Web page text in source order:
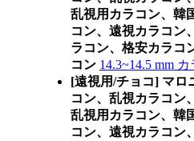
乱視用カラコン、韓
コン、遠視カラコン
ラコン、格安カラコ
コン 14.3~14.5 mm
[遠視用/チョコ] マロ
コン、乱視カラコン
乱視用カラコン、韓
コン、遠視カラコン